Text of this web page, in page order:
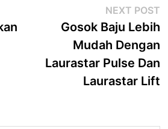
NEXT POST
Gosok Baju Lebih
Mudah Dengan
Laurastar Pulse Dan
Laurastar Lift